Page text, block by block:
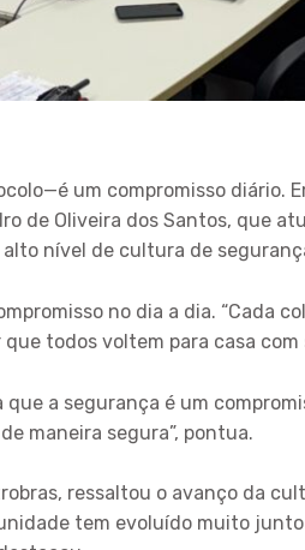
um compromisso diário.
de Oliveira dos Santos, que
nível de cultura de
no dia a dia. “Cada
todos voltem para casa
a segurança é um
maneira segura”, pontua.
ressaltou o avanço da
tem evoluído muito